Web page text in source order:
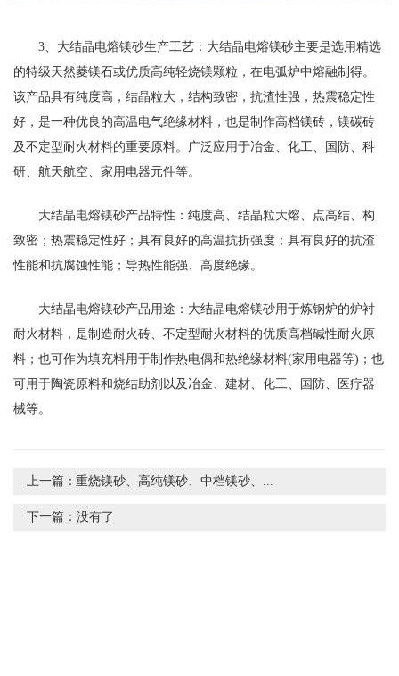
3、大结晶电熔镁砂生产工艺：大结晶电熔镁砂主要是选用精选
的特级天然菱镁石或优质高纯轻烧镁颗粒，在电弧炉中熔融制得。
该产品具有纯度高，结晶粒大，结构致密，抗渣性强，热震稳定性
好，是一种优良的高温电气绝缘材料，也是制作高档镁砖，镁碳砖
及不定型耐火材料的重要原料。广泛应用于冶金、化工、国防、科
研、航天航空、家用电器元件等。
大结晶电熔镁砂产品特性：纯度高、结晶粒大熔、点高结、构
致密；热震稳定性好；具有良好的高温抗折强度；具有良好的抗渣
性能和抗腐蚀性能；导热性能强、高度绝缘。
大结晶电熔镁砂产品用途：大结晶电熔镁砂用于炼钢炉的炉衬
耐火材料，是制造耐火砖、不定型耐火材料的优质高档碱性耐火原
料；也可作为填充料用于制作热电偶和热绝缘材料(家用电器等)；也
可用于陶瓷原料和烧结助剂以及冶金、建材、化工、国防、医疗器
械等。
上一篇：重烧镁砂、高纯镁砂、中档镁砂、...
下一篇： 没有了